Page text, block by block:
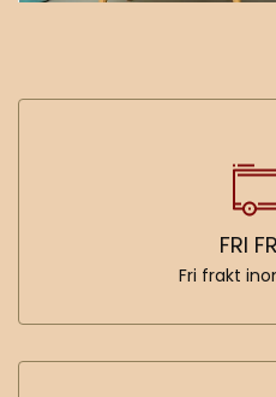
FRI
Fri frakt